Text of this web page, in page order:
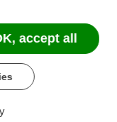
travail
accept all